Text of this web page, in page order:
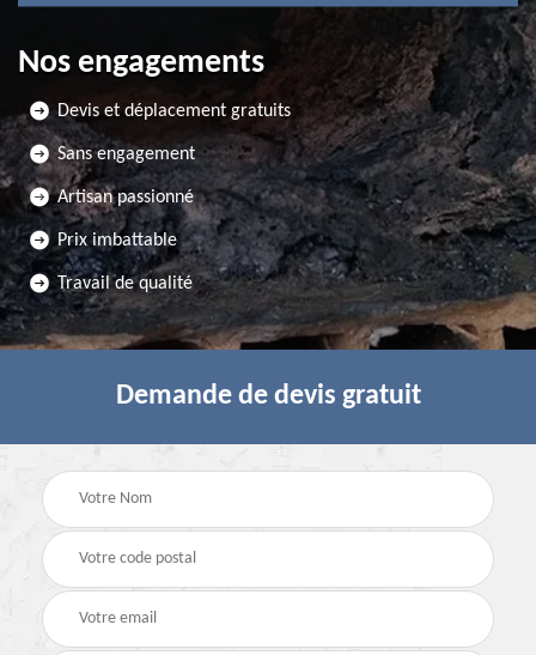
Nos engagements
Devis et déplacement gratuits
Sans engagement
Artisan passionné
Prix imbattable
Travail de qualité
Demande de devis gratuit